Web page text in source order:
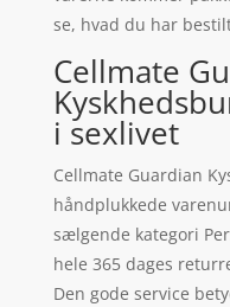
se, hvad du har
Cellmate
i sexlivet
Cellmate Guardian
håndplukkede
sælgende kategori
hele 365 dages
Den gode service